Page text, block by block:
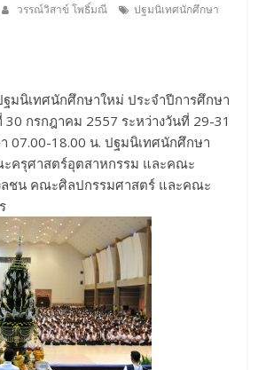
วรรณ์วิสาข์ โพธิ์มณี
ปฐมนิเทศนักศึกษา
มนิเทศนักศึกษาใหม่ ประจำปีการศึกษา
กรกฎาคม 2557 ระหว่างวันที่ 29-31
07.00-18.00 น. ปฐมนิเทศนักศึกษา
ครุศาสตร์อุตสาหกรรม และคณะ
ลชน คณะศิลปกรรมศาสตร์ และคณะ